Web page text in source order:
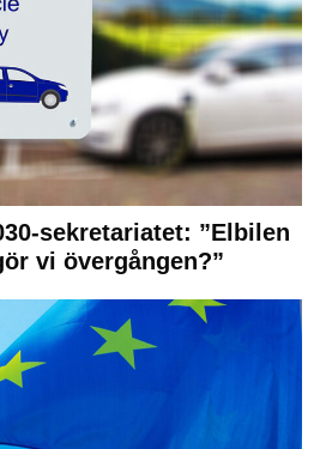
sekretariatet: ”Elbilen
vi övergången?”